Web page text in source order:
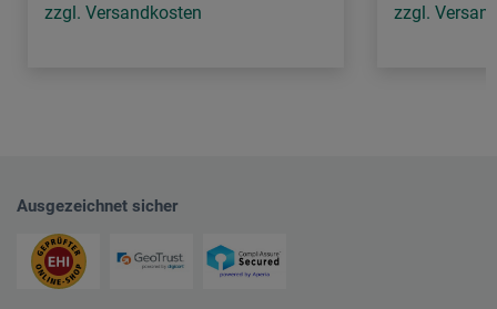
zzgl. Versandkosten zzgl.
Ausgezeichnet sicher